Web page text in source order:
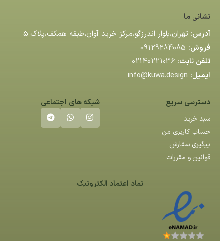
نشانی ما
آدرس: تهران،بلوار اندرزگو،مركز خريد آوان،طبقه همكف،پلاك 5
فروش: 09129284085
تلفن ثابت: 02140221036
ایمیل: info@kuwa.design
دسترسی سریع
سبد خرید
حساب کاربری من
پیگیری سفارش
قوانین و مقررات
شبکه های اجتماعی
نماد اعتماد الکترونیک